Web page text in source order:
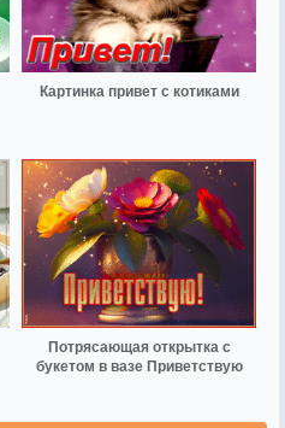
Картинка привет с котиками
Потрясающая открытка с
букетом в вазе Приветствую